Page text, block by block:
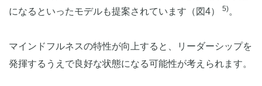
になるといったモデルも提案されています（図4）
5)。
マインドフルネスの特性が向上すると、リーダーシップを
発揮するうえで良好な状態になる可能性が考えられます。